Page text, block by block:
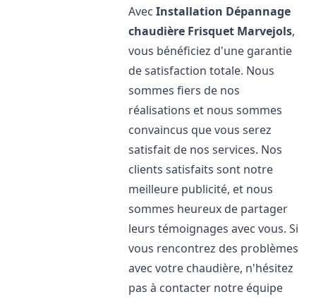
AvecInstallation Dépannage
chaudière Frisquet Marvejols,
vous bénéficiez d'une garantie
de satisfaction totale. Nous
sommes fiers de nos
réalisations et nous sommes
convaincus que vous serez
satisfait de nos services. Nos
clients satisfaits sont notre
meilleure publicité, et nous
sommes heureux de partager
leurs témoignages avec vous. Si
vous rencontrez des problèmes
avec votre chaudière, n'hésitez
pas à contacter notre équipe